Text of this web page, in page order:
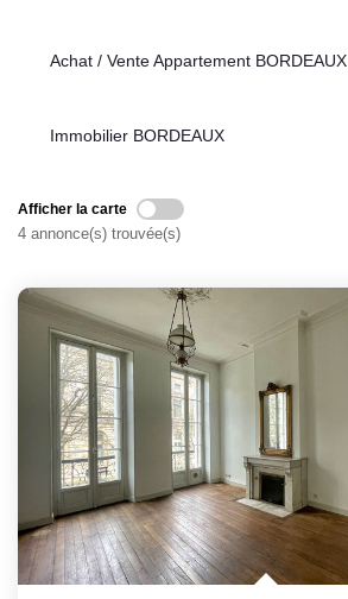
Achat / Vente Appartement BORDEAUX
Immobilier BORDEAUX
Afficher la carte
4 annonce(s) trouvée(s)